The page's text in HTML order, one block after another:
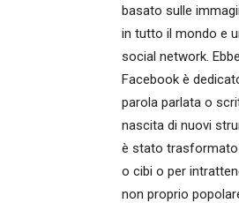
basato sulle
in tutto il mondo e
social network.
Facebook è
parola parlata o
nascita di nuovi
è stato trasformato
o cibi o per
non proprio